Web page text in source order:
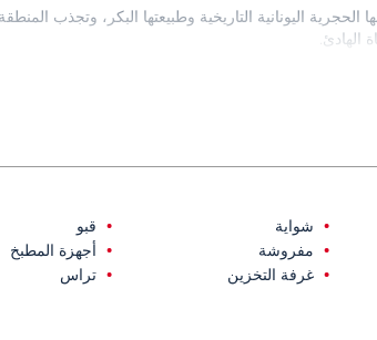
اليونانية التاريخية وطبيعتها البكر، وتجذب
الهادئ.
شواية
قبو
مفروشة
أجهزة المطبخ
غرفة التخزين
تراس